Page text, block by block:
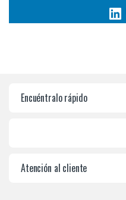
Encuéntralo rápido
Atención al cliente